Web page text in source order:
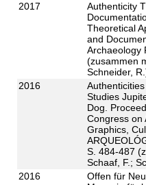
2017
Authenticity
Theoretical
and
Archaeology
(zusammen
Schneider,
2016
Studies
Dog.
Congress on
Graphics,
S. 484-487
Schaaf, F.;
2016
Offen für